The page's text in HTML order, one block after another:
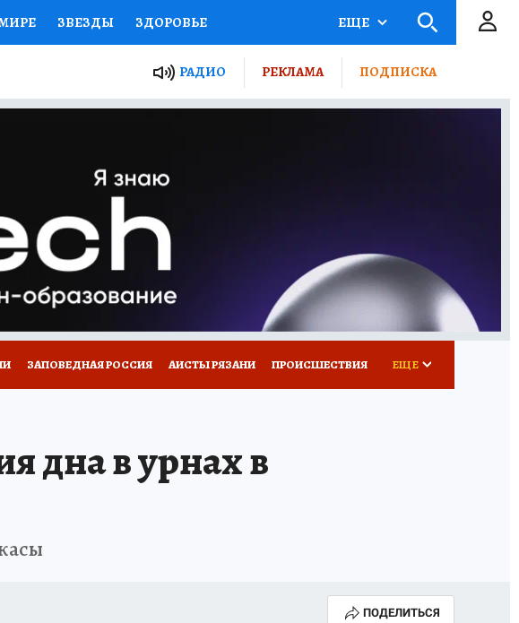
ЗВЕЗДЫ ЗДОРОВЬЕ
ПРОЕКТЫ РОССИИ
ЖЕНСКИЕ СЕКРЕТЫ ПУТЕВОДИТЕЛЬ
ГИД ПОТРЕБИТЕЛЯ
ЕЩЕ
РАДИО РЕКЛАМА ПОДПИСКА
ЗАПОВЕДНАЯ РОССИЯ АИСТЫ РЯЗАНИ ПРОИСШЕСТВИЯ ЕЩЕ
дна в урнах в
ПОДЕЛИТЬСЯ